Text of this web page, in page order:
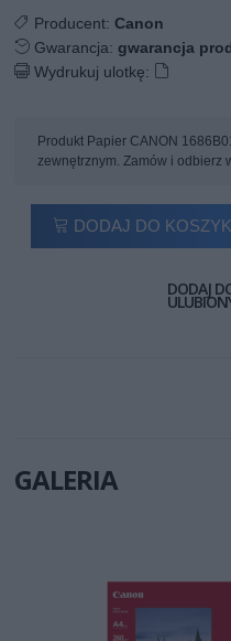
Producent:Canon
Gwarancja:gwarancja
Wydrukuj ulotkę:
Produkt Papier CANON
zewnętrznym. Zamów i odbierz
DODAJ DO
DODAJ
GALERIA